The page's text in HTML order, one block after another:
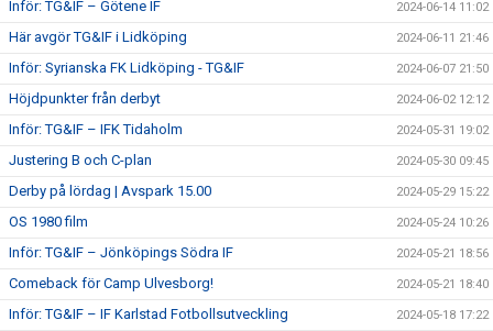
Inför: TG&IF – Götene IF 2024-06-14 11:02
Här avgör TG&IF i Lidköping 2024-06-11 21:46
Inför: Syrianska FK Lidköping - TG&IF 2024-06-07 21:50
Höjdpunkter från derbyt 2024-06-02 12:12
Inför: TG&IF – IFK Tidaholm 2024-05-31 19:02
Justering B och C-plan 2024-05-30 09:45
Derby på lördag | Avspark 15.00 2024-05-29 15:22
OS 1980 film 2024-05-24 10:26
Inför: TG&IF – Jönköpings Södra IF 2024-05-21 18:56
Comeback för Camp Ulvesborg! 2024-05-21 18:40
Inför: TG&IF – IF Karlstad Fotbollsutveckling 2024-05-18 17:22